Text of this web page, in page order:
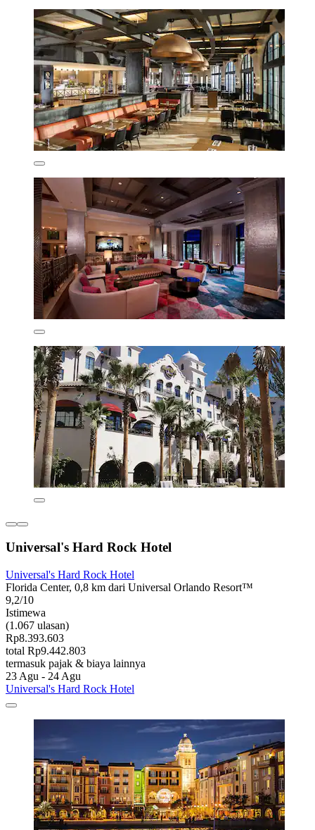
Universal's Hard Rock Hotel
Universal's Hard Rock Hotel
Florida Center, 0,8 km dari Universal Orlando Resort™
9,2/10
Istimewa
(1.067 ulasan)
Rp8.393.603
total Rp9.442.803
termasuk pajak & biaya lainnya
23 Agu - 24 Agu
Universal's Hard Rock Hotel